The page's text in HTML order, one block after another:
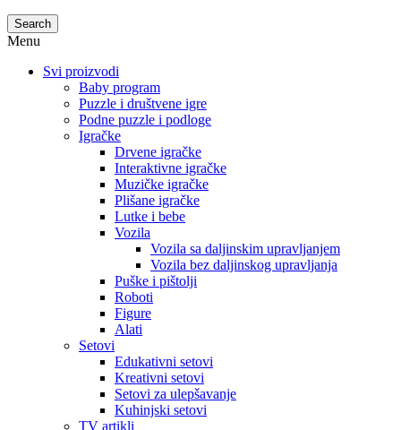
Search
Menu
Svi proizvodi
Baby program
Puzzle i društvene igre
Podne puzzle i podloge
Igračke
Drvene igračke
Interaktivne igračke
Muzičke igračke
Plišane igračke
Lutke i bebe
Vozila
Vozila sa daljinskim upravljanjem
Vozila bez daljinskog upravljanja
Puške i pištolji
Roboti
Figure
Alati
Setovi
Edukativni setovi
Kreativni setovi
Setovi za ulepšavanje
Kuhinjski setovi
TV artikli